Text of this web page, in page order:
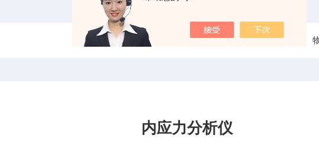
当前位置：首页 产品中心
内应力分析仪